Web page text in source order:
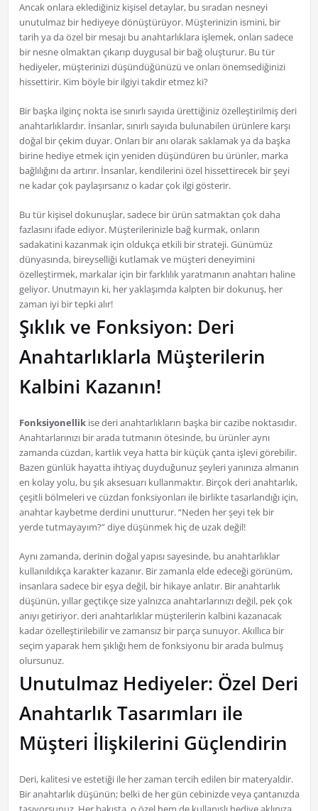
Ancak onlara eklediğiniz kişisel detaylar, bu sıradan nesneyi
unutulmaz bir hediyeye dönüştürüyor. Müşterinizin ismini, bir
tarih ya da özel bir mesajı bu anahtarlıklara işlemek, onları sadece
bir nesne olmaktan çıkarıp duygusal bir bağ oluşturur. Bu tür
hediyeler, müşterinizi düşündüğünüzü ve onları önemsediğinizi
hissettirir. Kim böyle bir ilgiyi takdir etmez ki?
Bir başka ilginç nokta ise sınırlı sayıda ürettiğiniz özelleştirilmiş deri
anahtarlıklardır. İnsanlar, sınırlı sayıda bulunabilen ürünlere karşı
doğal bir çekim duyar. Onları bir anı olarak saklamak ya da başka
birine hediye etmek için yeniden düşündüren bu ürünler, marka
bağlılığını da artırır. İnsanlar, kendilerini özel hissettirecek bir şeyi
ne kadar çok paylaşırsanız o kadar çok ilgi gösterir.
Bu tür kişisel dokunuşlar, sadece bir ürün satmaktan çok daha
fazlasını ifade ediyor. Müşterilerinizle bağ kurmak, onların
sadakatini kazanmak için oldukça etkili bir strateji. Günümüz
dünyasında, bireyselliği kutlamak ve müşteri deneyimini
özelleştirmek, markalar için bir farklılık yaratmanın anahtarı haline
geliyor. Unutmayın ki, her yaklaşımda kalpten bir dokunuş, her
zaman iyi bir tepki alır!
Şıklık ve Fonksiyon: Deri
Anahtarlıklarla Müşterilerin
Kalbini Kazanın!
Fonksiyonellikise deri anahtarlıkların başka bir cazibe noktasıdır.
Anahtarlarınızı bir arada tutmanın ötesinde, bu ürünler aynı
zamanda cüzdan, kartlık veya hatta bir küçük çanta işlevi görebilir.
Bazen günlük hayatta ihtiyaç duyduğunuz şeyleri yanınıza almanın
en kolay yolu, bu şık aksesuarı kullanmaktır. Birçok deri anahtarlık,
çeşitli bölmeleri ve cüzdan fonksiyonları ile birlikte tasarlandığı için,
anahtar kaybetme derdini unutturur. “Neden her şeyi tek bir
yerde tutmayayım?” diye düşünmek hiç de uzak değil!
Aynı zamanda, derinin doğal yapısı sayesinde, bu anahtarlıklar
kullanıldıkça karakter kazanır. Bir zamanla elde edeceği görünüm,
insanlara sadece bir eşya değil, bir hikaye anlatır. Bir anahtarlık
düşünün, yıllar geçtikçe size yalnızca anahtarlarınızı değil, pek çok
anıyı getiriyor. deri anahtarlıklar müşterilerin kalbini kazanacak
kadar özelleştirilebilir ve zamansız bir parça sunuyor. Akıllıca bir
seçim yaparak hem şıklığı hem de fonksiyonu bir arada bulmuş
olursunuz.
Unutulmaz Hediyeler: Özel Deri
Anahtarlık Tasarımları ile
Müşteri İlişkilerini Güçlendirin
Deri, kalitesi ve estetiği ile her zaman tercih edilen bir materyaldir.
Bir anahtarlık düşünün; belki de her gün cebinizde veya çantanızda